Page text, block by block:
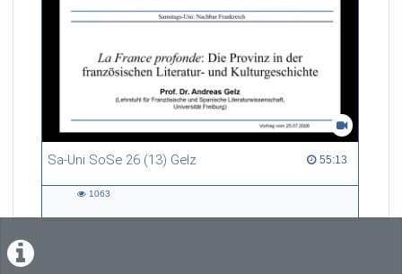
Sa-Uni SoSe 26 (13) Gelz 55:13
55:13 duration
1063